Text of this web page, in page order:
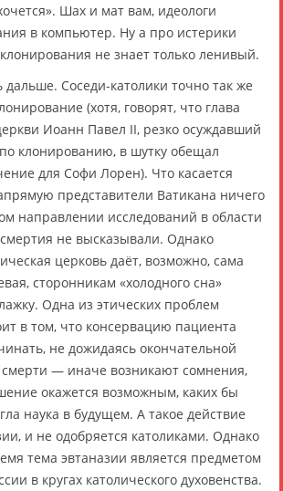
Шах и мат вам, идеологи
в компьютер. Ну а про истерики
не знает только ленивый.
Соседи-католики точно так же
(хотя, говорят, что глава
Иоанн Павел II, резко осуждавший
клонированию, в шутку обещал
для Софи Лорен). Что касается
представители Ватикана ничего
направлении исследований в области
не высказывали. Однако
церковь даёт, возможно, сама
сторонникам «холодного сна»
Одна из этических проблем
в том, что консервацию пациента
не дожидаясь окончательной
смерти — иначе возникают сомнения,
окажется возможным, каких бы
наука в будущем. А такое действие
и не одобряется католиками. Однако
тема эвтаназии является предметом
в кругах католического духовенства.